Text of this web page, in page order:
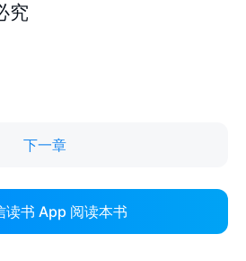
下一章
读书 App 阅读本书